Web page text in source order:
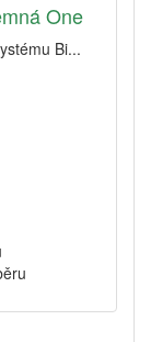
One
Bi...